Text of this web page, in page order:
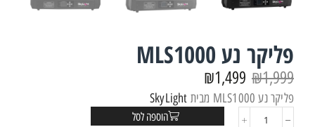
פליקר נע MLS1000
₪1,999
₪1,499
פליקר נע MLS1000 מבית SkyLight
הוספה לסל